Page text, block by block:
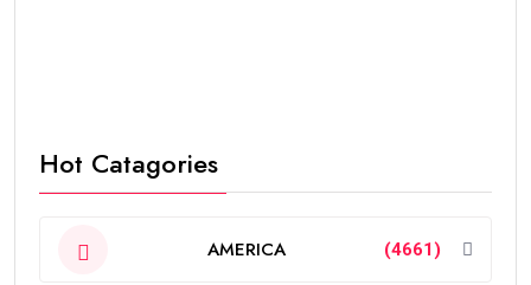
Hot Catagories
AMERICA (4661)